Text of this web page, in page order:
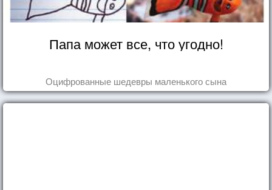
Папа может все, что угодно!
Оцифрованные шедевры маленького сына